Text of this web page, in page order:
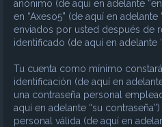
anónimo (de aquí en adelante
en “Axeso5” (de aquí en adelante
enviados por usted después de
identificado (de aquí en adelante
Tu cuenta como mínimo
identificación (de aquí en
una contraseña personal
aquí en adelante “su
personal válida (de aquí en